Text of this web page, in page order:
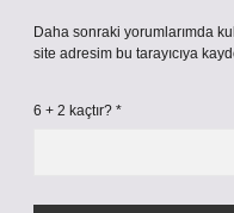
Daha sonraki yorumlarımda
site adresim bu tarayıcıya
6 + 2 kaçtır? *